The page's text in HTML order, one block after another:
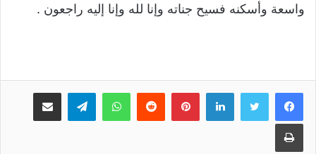
واسعة وأسكنه فسيح جناته وإنا لله وإنا إليه راجعون .
لينكدإنبينتيريست واتسابتيلقرام مشاركة عبر البريد
طباعة